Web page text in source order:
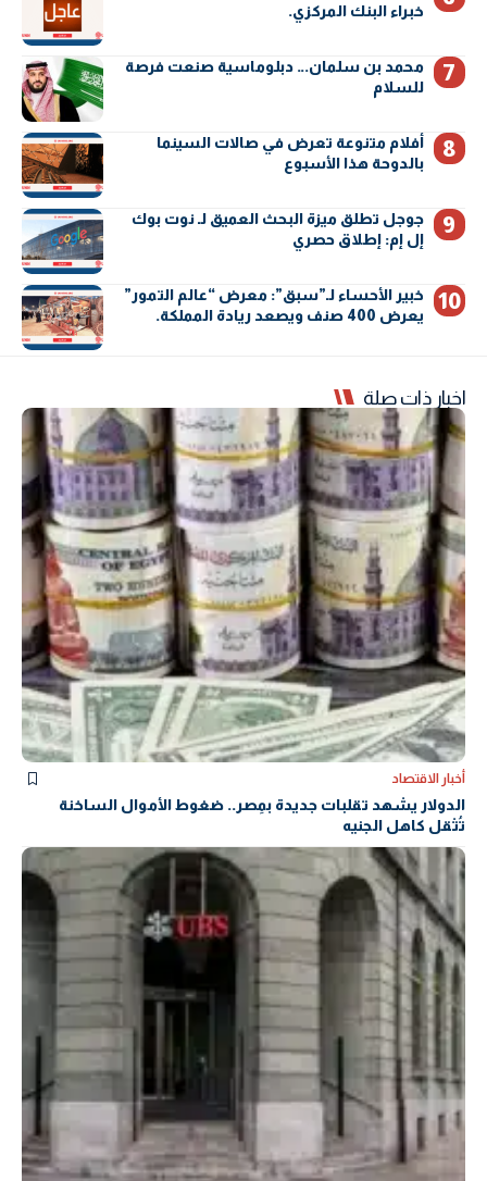
خبراء البنك المركزي.
محمد بن سلمان… دبلوماسية صنعت فرصة
للسلام
أفلام متنوعة تعرض في صالات السينما
بالدوحة هذا الأسبوع
جوجل تطلق ميزة البحث العميق لـ نوت بوك
إل إم: إطلاق حصري
خبير الأحساء لـ”سبق”: معرض “عالم التمور”
يعرض 400 صنف ويصعد ريادة المملكة.
اخبار ذات صلة
أخبار الاقتصاد
الدولار يشهد تقلبات جديدة بمِصر.. ضغوط الأموال الساخنة
تُثقل كاهل الجنيه